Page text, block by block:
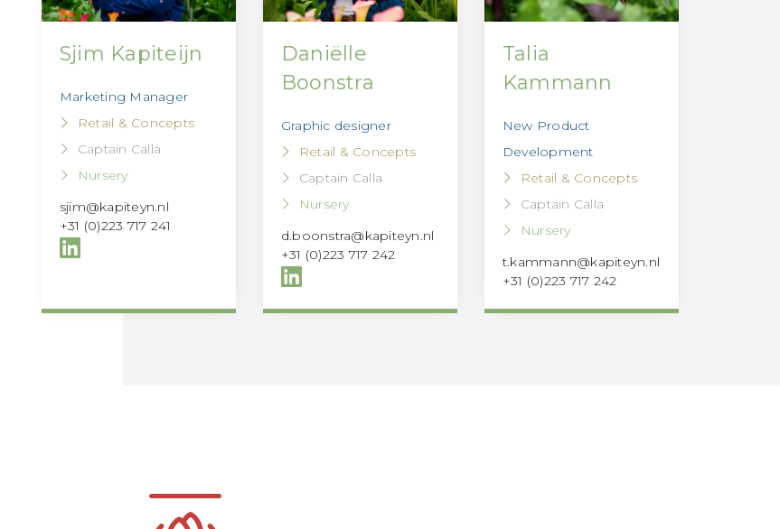
Sjim Kapiteijn
Marketing Manager
Retail & Concepts
Captain Calla
Nursery
sjim@kapiteyn.nl
+31 (0)223 717 241
Daniëlle
Boonstra
Graphic designer
Retail & Concepts
Captain Calla
Nursery
d.boonstra@kapiteyn.nl
+31 (0)223 717 242
Talia
Kammann
New Product
Development
Retail & Concepts
Captain Calla
Nursery
t.kammann@kapiteyn.nl
+31 (0)223 717 242